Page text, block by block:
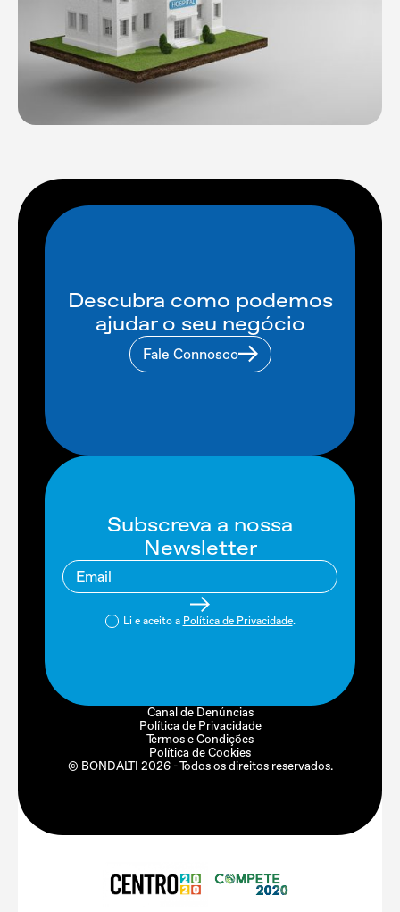
Descubra como podemos
ajudar o seu negócio
Fale Connosco
Subscreva a nossa
Newsletter
Li e aceito a Política de Privacidade.
© BONDALTI 2026- Todos os direitos reservados.
Canal de Denúncias
Política de Privacidade
Termos e Condições
Política de Cookies